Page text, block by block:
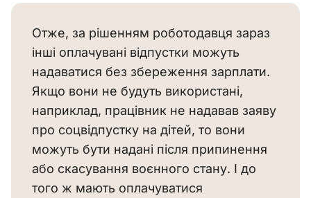
Отже, за рішенням роботодавця зараз
інші оплачувані відпустки можуть
надаватися без збереження зарплати.
Якщо вони не будуть використані,
наприклад, працівник не надавав заяву
про соцвідпустку на дітей, то вони
можуть бути надані після припинення
або скасування воєнного стану. І до
того ж мають оплачуватися